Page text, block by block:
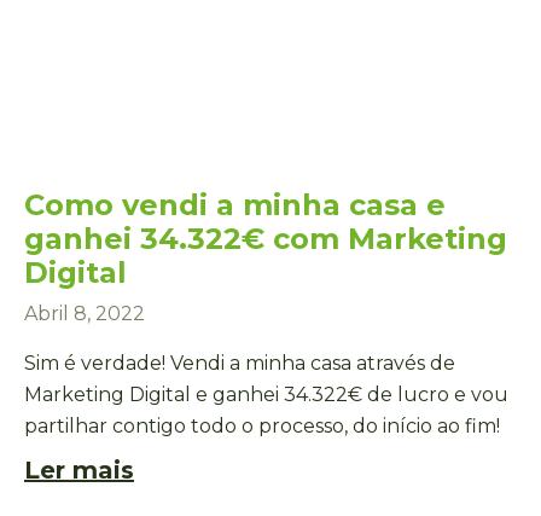
Como vendi a minha casa e
ganhei 34.322€ com Marketing
Digital
Abril 8, 2022
Sim é verdade! Vendi a minha casa através de
Marketing Digital e ganhei 34.322€ de lucro e vou
partilhar contigo todo o processo, do início ao fim!
Ler mais